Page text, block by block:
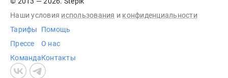
Наши условия использования и конфиденциальности
Тарифы
Прессе
Команда
Помощь
О нас
Контакты